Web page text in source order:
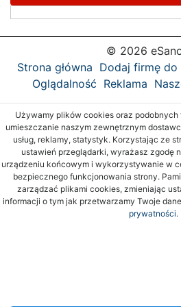
© 2026
Strona główna Dodaj firmę do
Oglądalność Reklama
Używamy plików cookies oraz
umieszczanie naszym zewnętrznym
usług, reklamy, statystyk. Korzystając ze
ustawień przeglądarki, wyrażasz zgodę
urządzeniu końcowym i wykorzystywanie w
bezpiecznego funkcjonowania strony.
zarządzać plikami cookies, zmieniając
informacji o tym jak przetwarzamy Twoje
prywatności.